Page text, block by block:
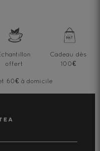
offert
Cadeau dès
100€
60€ à domicile